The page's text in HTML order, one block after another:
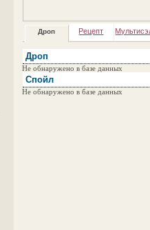
Дроп Рецепт
Дроп
Не обнаружено в базе данных
Спойл
Не обнаружено в базе данных